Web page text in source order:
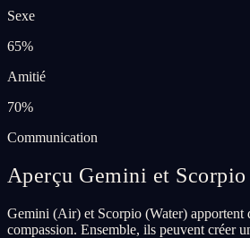
Sexe
65%
Amitié
70%
Communication
Aperçu Gemini et Scorpio
Gemini (Air) et Scorpio (Water) apportent
compassion. Ensemble, ils peuvent créer